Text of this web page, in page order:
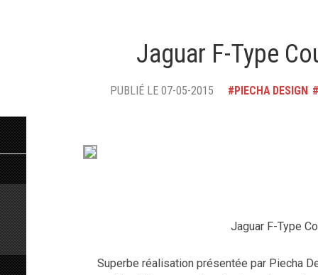
Jaguar F-Type
PUBLIÉ LE 07-05-2015 PIECHA DESIGN
Jaguar F-Type
Superbe réalisation présentée par Piecha